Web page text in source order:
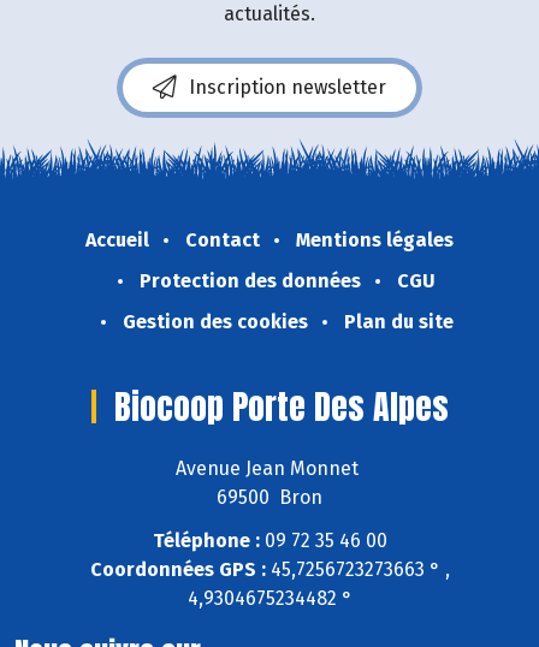
actualités.
Inscription newsletter
Accueil Contact
Mentions légales
Protection des données
CGU
Gestion des cookies
Plan du site
Biocoop Porte Des Alpes
Avenue Jean Monnet
69500 Bron
Téléphone :09 72 35 46 00
Coordonnées GPS :45,7256723273663 ° ,
4,9304675234482 °